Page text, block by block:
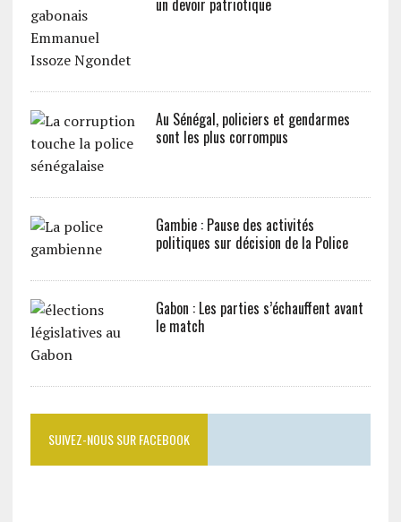
un devoir patriotique
Au Sénégal, policiers et gendarmes
sont les plus corrompus
Gambie : Pause des activités
politiques sur décision de la Police
Gabon : Les parties s’échauffent avant
le match
SUIVEZ-NOUS SUR FACEBOOK